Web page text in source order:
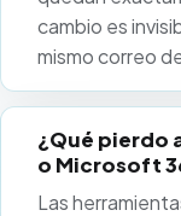
cambio es
mismo correo
¿Qué pierdo
o Microsoft
Las